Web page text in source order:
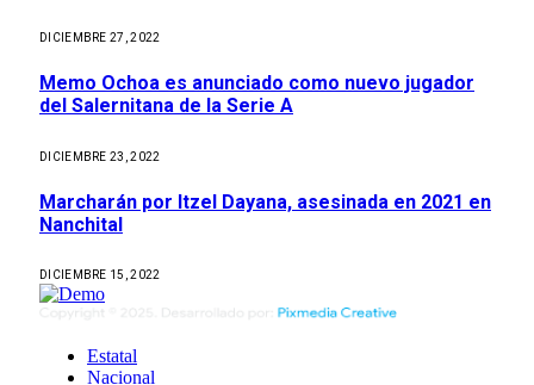
DICIEMBRE 27, 2022
Memo Ochoa es anunciado como nuevo jugador
del Salernitana de la Serie A
DICIEMBRE 23, 2022
Marcharán por Itzel Dayana, asesinada en 2021 en
Nanchital
DICIEMBRE 15, 2022
Estatal
Nacional